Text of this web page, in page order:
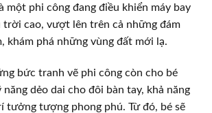
một phi công đang điều khiển máy bay
trời cao, vượt lên trên cả những đám
khám phá những vùng đất mới lạ.
bức tranh vẽ phi công còn cho bé
dẻo dai cho đôi bàn tay, khả năng
tưởng tượng phong phú. Từ đó, bé sẽ